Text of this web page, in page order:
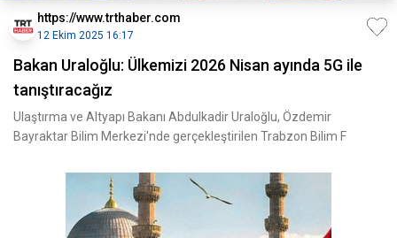
https://www.trthaber.com
12 Ekim 2025 16:17
Bakan Uraloğlu: Ülkemizi 2026 Nisan ayında 5G ile
tanıştıracağız
Ulaştırma ve Altyapı Bakanı Abdulkadir Uraloğlu, Özdemir
Bayraktar Bilim Merkezi'nde gerçekleştirilen Trabzon Bilim F